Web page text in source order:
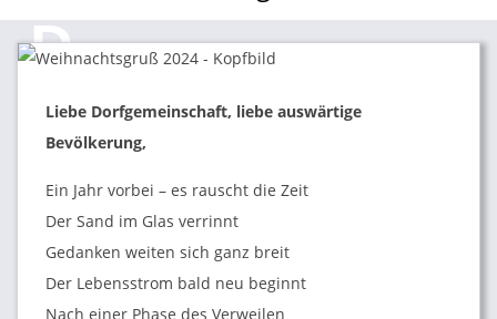
E
I
D
E
D
Menu
Liebe Dorfgemeinschaft, liebe auswärtige
Bevölkerung,
Ein Jahr vorbei – es rauscht die Zeit
Der Sand im Glas verrinnt
Gedanken weiten sich ganz breit
Der Lebensstrom bald neu beginnt
Nach einer Phase des Verweilen